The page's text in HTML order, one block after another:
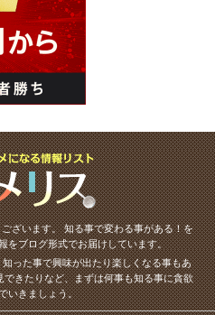
ざいます。知る事で変わる事がある！を
をブログ形式でお届けしています。
った事で興味が出たり楽しくなる事もあ
きたりなど、まずは何事も知る事に貪欲
いきましょう。